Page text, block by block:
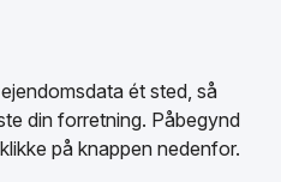
ét sted, så
din forretning. Påbegynd
på knappen nedenfor.